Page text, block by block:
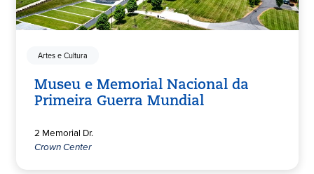
Artes e Cultura
Museu e Memorial Nacional da
Primeira Guerra Mundial
2 Memorial Dr.
Crown Center